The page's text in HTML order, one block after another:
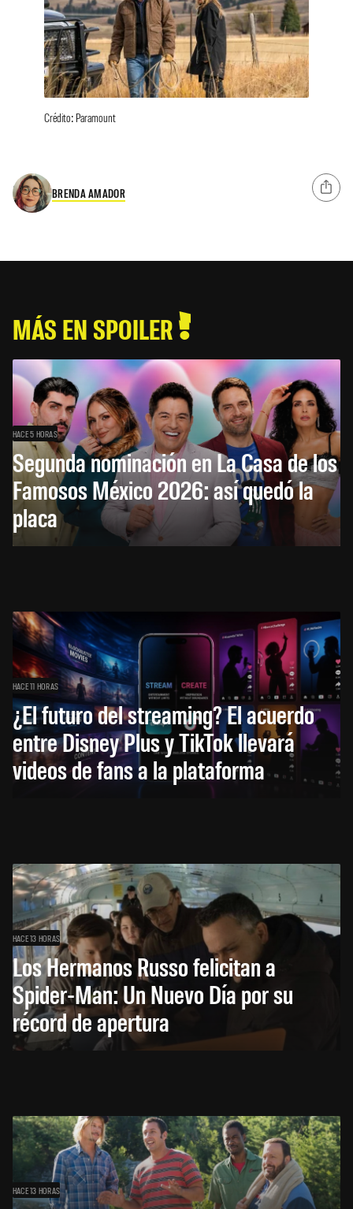
Crédito: Paramount
BRENDA AMADOR
MÁS EN SPOILER
HACE 5 HORAS
Segunda nominación en La Casa de los
Famosos México 2026: así quedó la
placa
HACE 11 HORAS
¿El futuro del streaming? El acuerdo
entre Disney Plus y TikTok llevará
videos de fans a la plataforma
HACE 13 HORAS
Los Hermanos Russo felicitan a
Spider-Man: Un Nuevo Día por su
récord de apertura
HACE 13 HORAS